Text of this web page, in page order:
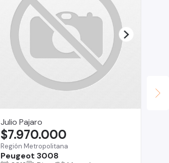
Julio Pajaro
Región Metropolitana
Peugeot 3008
$7.970.000